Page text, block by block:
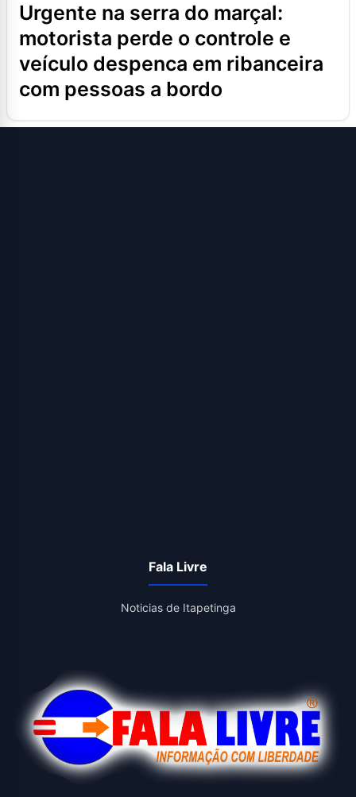
urgente na serra do marçal:
motorista perde o controle e
veículo despenca em ribanceira
com pessoas a bordo
Fala Livre
Noticias de Itapetinga